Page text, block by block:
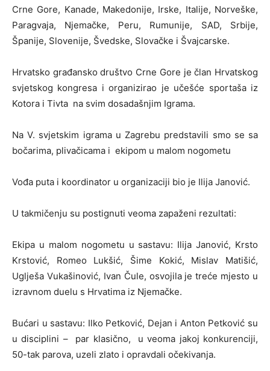
Crne Gore, Kanade, Makedonije, Irske, Italije, Norveške,
Paragvaja, Njemačke, Peru, Rumunije, SAD, Srbije,
Španije, Slovenije, Švedske, Slovačke i Švajcarske.
Hrvatsko građansko društvo Crne Gore je član Hrvatskog
svjetskog kongresa i organizirao je učešće sportaša iz
Kotora i Tivta na svim dosadašnjim Igrama.
Na V. svjetskim igrama u Zagrebu predstavili smo se sa
bočarima, plivačicama i ekipom u malom nogometu
Vođa puta i koordinator u organizaciji bio je Ilija Janović.
U takmičenju su postignuti veoma zapaženi rezultati:
Ekipa u malom nogometu u sastavu: Ilija Janović, Krsto
Krstović, Romeo Lukšić, Šime Kokić, Mislav Matišić,
Uglješa Vukašinović, Ivan Čule, osvojila je treće mjesto u
izravnom duelu s Hrvatima iz Njemačke.
Bućari u sastavu: Ilko Petković, Dejan i Anton Petković su
u disciplini – par klasično, u veoma jakoj konkurenciji,
50-tak parova, uzeli zlato i opravdali očekivanja.